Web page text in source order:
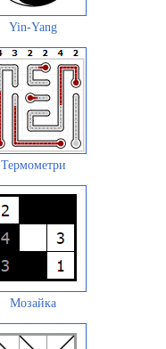
Yin-Yang
Термометри
Мозайка